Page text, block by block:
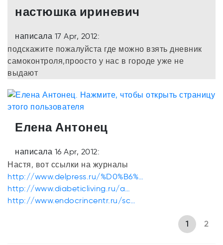
настюшка ириневич
написала 17 Apr, 2012:
подскажите пожалуйста где можно взять дневник
самоконтроля,проосто у нас в городе уже не
выдают
Елена Антонец
написала 16 Apr, 2012:
Настя, вот ссылки на журналы
http://www.delpress.ru/%D0%B6%…
http://www.diabeticliving.ru/a…
http://www.endocrincentr.ru/sc…
1 2